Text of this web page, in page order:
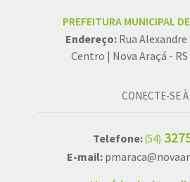
PREFEITURA MUNICIPAL
Endereço: Rua
Centro | Nova Araçá -
CONECTE-SE
Telefone:(54)
E-mail: